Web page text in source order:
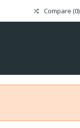
Compare (0)